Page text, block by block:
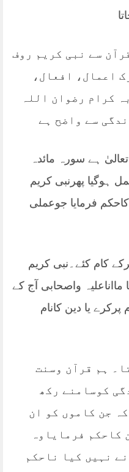
سے نبی کریم روف
اعمال، افعال،
کرام رضوان اللہ
سے واضح ہے
ہے سورہ مائدہ
مکمل ہوگیا پھرنبی کریم
فرمایا جوعملی
کام کئے۔نبی کریم
واصحابی آج کے
یا دین کانام
ہم قرآن وسنت
کوسامنے رکھ
جن کاموں کو ان
کاحکم فرمایاوہ
نہیں کیا ناحکم